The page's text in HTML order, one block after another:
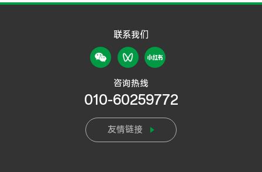
联系我们
咨询热线
010-60259772
友情链接